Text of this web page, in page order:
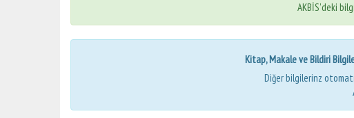
AKBİS'deki
Kitap, Makale ve Bildiri
Diğer bilgilerinz